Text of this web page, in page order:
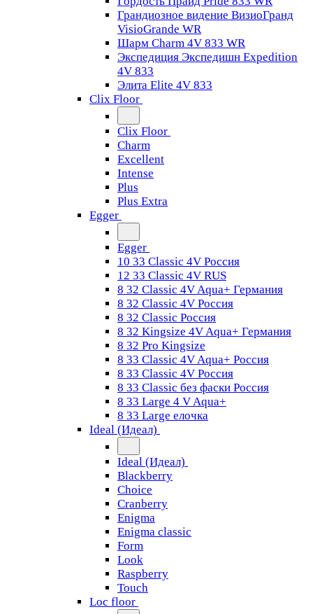
Грандиозное видение ВизиоГранд
VisioGrande WR
Шарм Charm 4V 833 WR
Экспедиция Экспедишн Expedition
4V 833
Элита Elite 4V 833
Clix Floor
Clix Floor
Charm
Excellent
Intense
Plus
Plus Extra
Egger
Egger
10 33 Classic 4V Россия
12 33 Classic 4V RUS
8 32 Classic 4V Aqua+ Германия
8 32 Classic 4V Россия
8 32 Classic Россия
8 32 Kingsize 4V Aqua+ Германия
8 32 Pro Kingsize
8 33 Classic 4V Aqua+ Россия
8 33 Classic 4V Россия
8 33 Classic без фаски Россия
8 33 Large 4 V Aqua+
8 33 Large елочка
Ideal (Идеал)
Ideal (Идеал)
Blackberry
Choice
Cranberry
Enigma
Enigma classic
Form
Look
Raspberry
Touch
Loc floor